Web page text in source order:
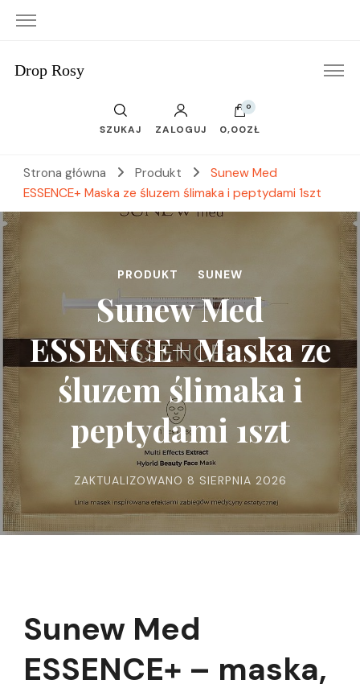
Drop Rosy
SZUKAJ ZALOGUJ
0
0,00ZŁ
Strona główna Produkt
Sunew Med
ESSENCE+ Maska ze śluzem ślimaka i peptydami 1szt
PRODUKT SUNEW
Sunew Med
ESSENCE+ Maska ze
śluzem ślimaka i
peptydami 1szt
ZAKTUALIZOWANO 8 SIERPNIA 2026
Sunew Med
ESSENCE+ – maska,